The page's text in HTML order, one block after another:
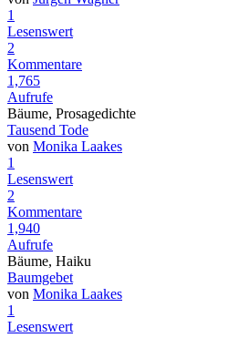
1
Lesenswert
2
Kommentare
1,765
Aufrufe
Bäume, Prosagedichte
Tausend Tode
von Monika Laakes
1
Lesenswert
2
Kommentare
1,940
Aufrufe
Bäume, Haiku
Baumgebet
von Monika Laakes
1
Lesenswert